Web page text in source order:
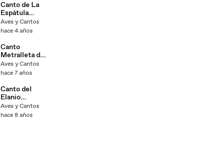
Canto de La
Espátula
Rosada
Aves y Cantos
hace 4 años
Canto
Metralleta del
Chirigüe
Azafranado
Aves y Cantos
hace 7 años
Canto del
Elanio
Tijereta
Aves y Cantos
hace 8 años